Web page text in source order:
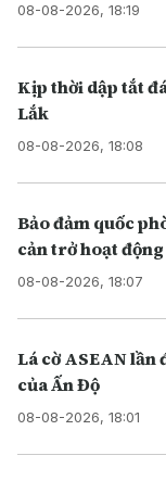
08-08-2026, 18:19
Kịp thời dập tắt
Lắk
08-08-2026, 18:08
Bảo đảm quốc
cản trở hoạt
08-08-2026, 18:07
Lá cờ ASEAN
của Ấn Độ
08-08-2026, 18:01